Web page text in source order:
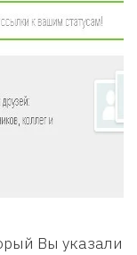
Вы указали